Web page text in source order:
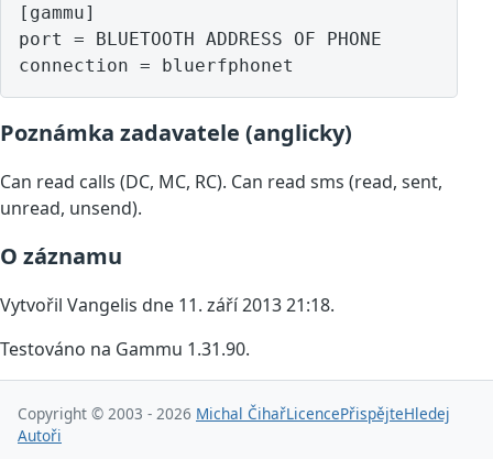
[gammu]
port = BLUETOOTH ADDRESS OF PHONE
Poznámka zadavatele (anglicky)
Can read calls (DC, MC, RC). Can read sms (read, sent,
unread, unsend).
O záznamu
Vytvořil Vangelis dne 11. září 2013 21:18.
Testováno na Gammu 1.31.90.
Copyright © 2003 - 2026 Michal ČihařLicencePřispějteHledej
Autoři